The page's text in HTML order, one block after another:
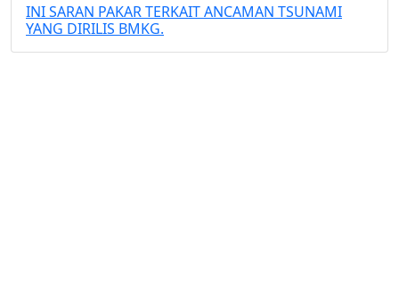
INI SARAN PAKAR TERKAIT ANCAMAN TSUNAMI
YANG DIRILIS BMKG.